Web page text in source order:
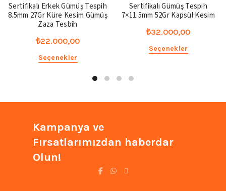
Sertifikalı Erkek Gümüş Tespih
8.5mm 27Gr Küre Kesim Gümüş
Zaza Tesbih
₺22.000,00
Seçenekler
Sertifikalı Gümüş Tespih
7×11.5mm 52Gr Kapsül Kesim
₺32.000,00
Seçenekler
Kampanya ve
Fırsatlarımızdan haberdar
Olun!